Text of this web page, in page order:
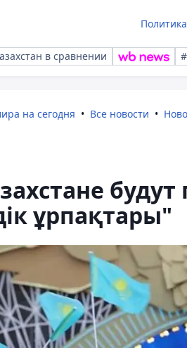
Политика
в сравнении
на сегодня Все новости
ұрпақтары"